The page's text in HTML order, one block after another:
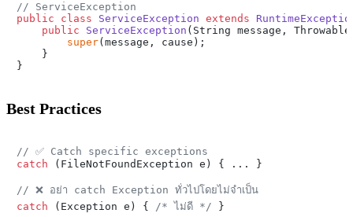
// ServiceException
public
class ServiceException extends
public
ServiceException (String message,
super(message, cause);
    }
Best Practices
// ✅ Catch specific exceptions
catch (FileNotFoundException e) { ... }
// ❌ อย่า catch Exception ทั่วไปโดยไม่จำเป็น
catch (Exception e) { /* ไม่ดี */ }